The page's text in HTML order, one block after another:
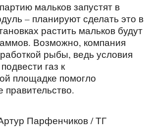
мальков запустят в
– планируют сделать это в
растить мальков будут
Возможно, компания
рыбы, ведь условия
газ к
площадке помогло
правительство.
Парфенчиков / ТГ